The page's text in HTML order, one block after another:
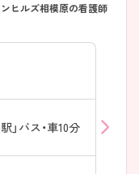
ヒルズ相模原の看護師
」バス・車10分